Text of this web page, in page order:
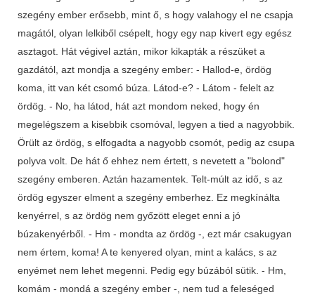
szegény ember erősebb, mint ő, s hogy valahogy el ne csapja
magától, olyan lelkiből csépelt, hogy egy nap kivert egy egész
asztagot. Hát végivel aztán, mikor kikapták a részüket a
gazdától, azt mondja a szegény ember: - Hallod-e, ördög
koma, itt van két csomó búza. Látod-e? - Látom - felelt az
ördög. - No, ha látod, hát azt mondom neked, hogy én
megelégszem a kisebbik csomóval, legyen a tied a nagyobbik.
Örült az ördög, s elfogadta a nagyobb csomót, pedig az csupa
polyva volt. De hát ő ehhez nem értett, s nevetett a "bolond"
szegény emberen. Aztán hazamentek. Telt-múlt az idő, s az
ördög egyszer elment a szegény emberhez. Ez megkínálta
kenyérrel, s az ördög nem győzött eleget enni a jó
búzakenyérből. - Hm - mondta az ördög -, ezt már csakugyan
nem értem, koma! A te kenyered olyan, mint a kalács, s az
enyémet nem lehet megenni. Pedig egy búzából sütik. - Hm,
komám - mondá a szegény ember -, nem tud a feleséged